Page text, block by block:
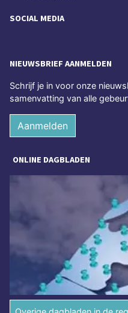
SOCIAL MEDIA
NIEUWSBRIEF AANMELDEN
Schrijf je in voor onze
samenvatting van alle
Aanmelden
ONLINE DAGBLADEN